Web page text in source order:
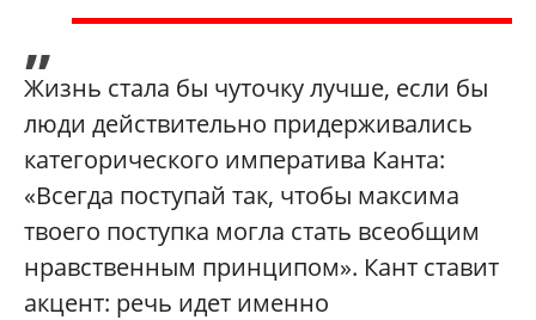
„
Жизнь стала бы чуточку лучше, если бы
люди действительно придерживались
категорического императива Канта:
«Всегда поступай так, чтобы максима
твоего поступка могла стать всеобщим
нравственным принципом». Кант ставит
акцент: речь идет именно